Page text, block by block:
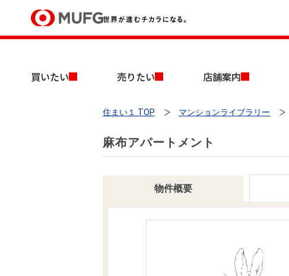
買いたい 売りたい 店舗案内
買いたいTOP
売りたいTOP
店舗案内TOP
会社情報TOP
採用情報TOP
売りたい
住まい１ TOP マンションライブラリー
麻布アパートメント
物件概要